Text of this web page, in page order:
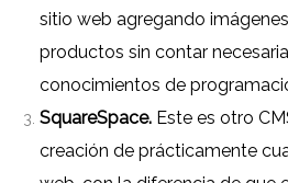
sitio web agregando
productos sin contar
conocimientos de
SquareSpace. Este es otro
creación de prácticamente